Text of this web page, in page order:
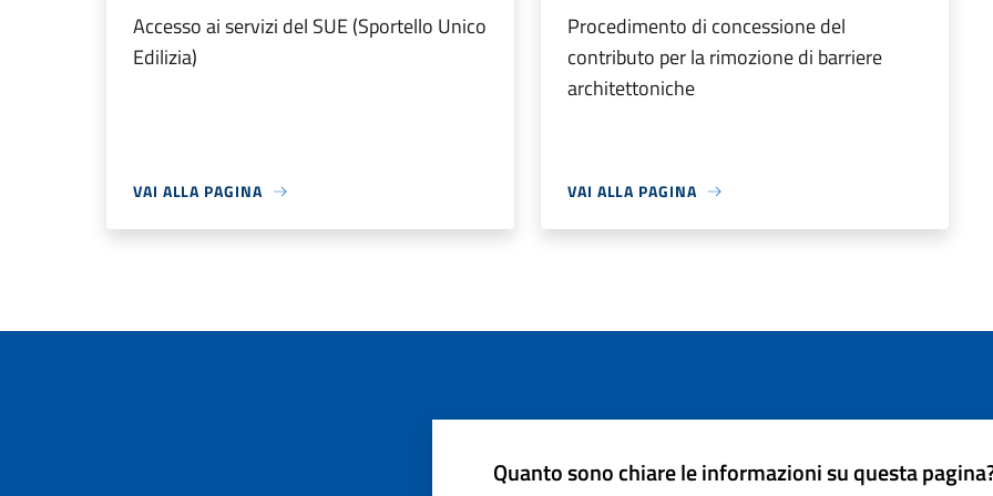
Accesso ai servizi del SUE (Sportello Unico
Edilizia)
VAI ALLA PAGINA
Procedimento di concessione del
contributo per la rimozione di barriere
architettoniche
VAI ALLA PAGINA
Quanto sono chiare le informazioni su questa